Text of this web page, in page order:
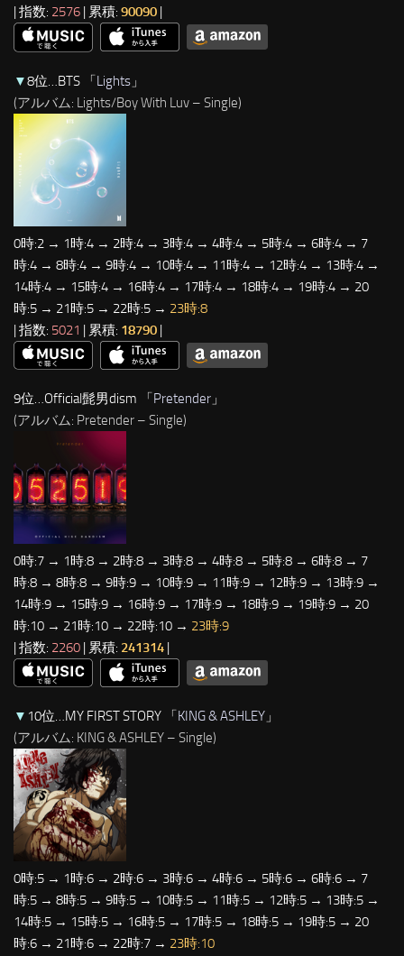
| 指数: 2576 | 累積: 90090
▼8位…BTS 「Lights 」
(アルバム: Lights/Boy With Luv – Single)
0時:2 → 1時:4 → 2時:4 → 3時:4 → 4時:4 → 5時:4 → 6時:4 → 7
時:4 → 8時:4 → 9時:4 → 10時:4 → 11時:4 → 12時:4 → 13時:4 →
14時:4 → 15時:4 → 16時:4 → 17時:4 → 18時:4 → 19時:4 → 20
時:5 → 21時:5 → 22時:5 → 23時:8
| 指数: 5021 | 累積: 18790 |
9位…Official髭男dism 「Pretender 」
(アルバム: Pretender – Single)
0時:7 → 1時:8 → 2時:8 → 3時:8 → 4時:8 → 5時:8 → 6時:8 → 7
時:8 → 8時:8 → 9時:9 → 10時:9 → 11時:9 → 12時:9 → 13時:9 →
14時:9 → 15時:9 → 16時:9 → 17時:9 → 18時:9 → 19時:9 → 20
時:10 → 21時:10 → 22時:10 → 23時:9
| 指数: 2260 | 累積: 241314 |
▼ 10位…MY FIRST STORY 「KING & ASHLEY 」
(アルバム: KING & ASHLEY – Single)
0時:5 → 1時:6 → 2時:6 → 3時:6 → 4時:6 → 5時:6 → 6時:6 → 7
時:5 → 8時:5 → 9時:5 → 10時:5 → 11時:5 → 12時:5 → 13時:5 →
14時:5 → 15時:5 → 16時:5 → 17時:5 → 18時:5 → 19時:5 → 20
時:6 → 21時:6 → 22時:7 → 23時:10